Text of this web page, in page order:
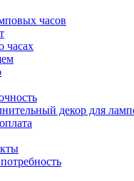
часов
часах
декор для